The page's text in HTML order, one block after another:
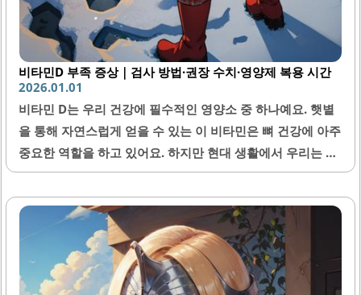
비타민D 부족 증상｜검사 방법·권장 수치·영양제 복용 시간
2026.01.01
비타민 D는 우리 건강에 필수적인 영양소 중 하나예요. 햇볕
을 통해 자연스럽게 얻을 수 있는 이 비타민은 뼈 건강에 아주
중요한 역할을 하고 있어요. 하지만 현대 생활에서 우리는 실
내에서 많은 시간을 보내고, 이에 따라 비타민 D 부족을 겪는
사람들이 늘어나고 있어요. 부족하면 피로감, 면역력 저하, 그
리고 심지어 우울증까지 일으킬 수 있어요. 그래서 많은 사람
들이 비타민 D의 중요성을 느끼고 있고, 부족 여부를 검사를
통해 확인하거나 영양제로 섭취하기도 해요. 이번 글에서는
비타민 D 부족 증상과 검사 방법, 그리고 복용 시간에 대해 자